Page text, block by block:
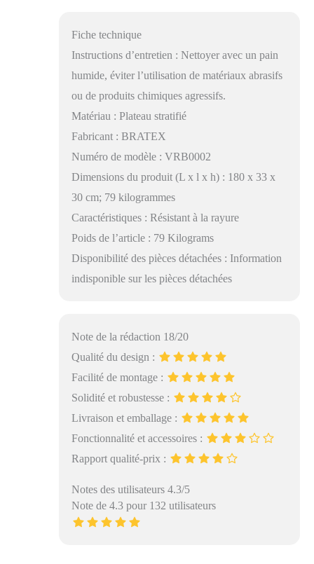
Fiche technique
Instructions d’entretien : Nettoyer avec un pain
humide, éviter l’utilisation de matériaux abrasifs
ou de produits chimiques agressifs.
Matériau : Plateau stratifié
Fabricant : BRATEX
Numéro de modèle : VRB0002
Dimensions du produit (L x l x h) : 180 x 33 x
30 cm; 79 kilogrammes
Caractéristiques : Résistant à la rayure
Poids de l’article : 79 Kilograms
Disponibilité des pièces détachées : Information
indisponible sur les pièces détachées
Note de la rédaction 18/20
Qualité du design :
Facilité de montage :
Solidité et robustesse :
Livraison et emballage :
Fonctionnalité et accessoires :
Rapport qualité-prix :
Notes des utilisateurs 4.3/5
Note de 4.3 pour 132 utilisateurs